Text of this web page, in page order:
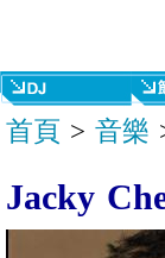
首頁 > 音樂
Jacky